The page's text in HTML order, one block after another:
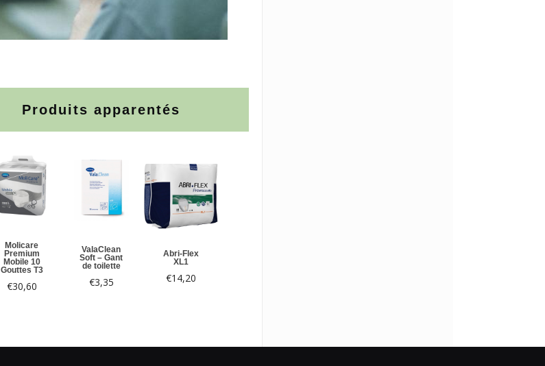
Produits apparentés
Molicare
Premium
Mobile 10
Gouttes T3
€30,60
ValaClean
Soft – Gant
de toilette
€3,35
Abri-Flex
XL1
€14,20